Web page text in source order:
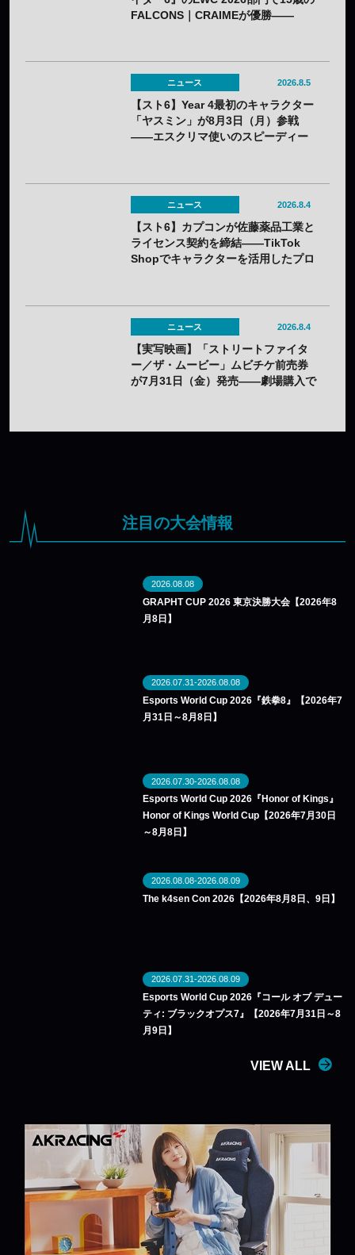
FALCONS｜CRAIMEが優勝——
ニュース 2026.8.5
【スト6】Year 4最初のキャラクター
「ヤスミン」が8月3日（月）参戦
——エスクリマ使いのスピーディー
ニュース 2026.8.4
【スト6】カプコンが佐藤薬品工業と
ライセンス契約を締結——TikTok
Shopでキャラクターを活用したプロ
ニュース 2026.8.4
【実写映画】「ストリートファイタ
ー／ザ・ムービー」ムビチケ前売券
が7月31日（金）発売——劇場購入で
注目の大会情報
2026.08.08
GRAPHT CUP 2026 東京決勝大会【2026年8
月8日】
2026.07.31-2026.08.08
Esports World Cup 2026『鉄拳8』【2026年7
月31日～8月8日】
2026.07.30-2026.08.08
Esports World Cup 2026『Honor of Kings』
Honor of Kings World Cup【2026年7月30日
～8月8日】
2026.08.08-2026.08.09
The k4sen Con 2026【2026年8月8日、9日】
2026.07.31-2026.08.09
Esports World Cup 2026『コール オブ デュー
ティ: ブラックオプス7』【2026年7月31日～8
月9日】
VIEW ALL